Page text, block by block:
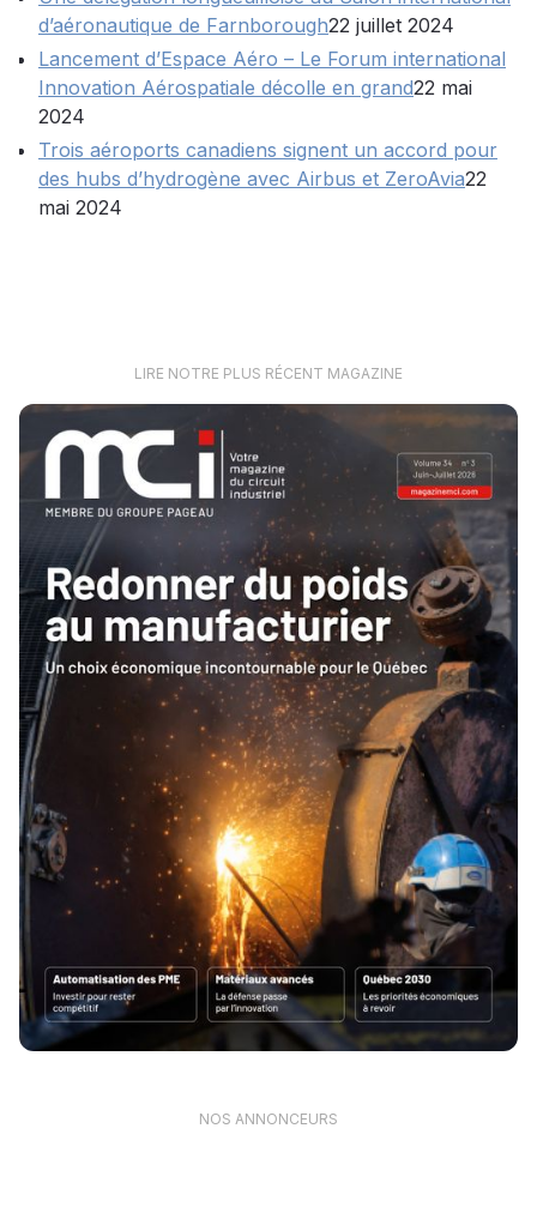
d’aéronautique de Farnborough22 juillet 2024
Lancement d’Espace Aéro – Le Forum international
Innovation Aérospatiale décolle en grand22 mai
2024
Trois aéroports canadiens signent un accord pour
des hubs d’hydrogène avec Airbus et ZeroAvia22
mai 2024
LIRE NOTRE PLUS RÉCENT MAGAZINE
NOS ANNONCEURS